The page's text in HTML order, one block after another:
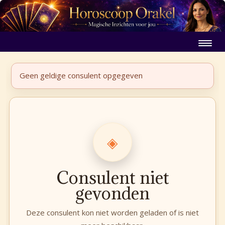
Geen geldige consulent opgegeven
◈
Consulent niet
gevonden
Deze consulent kon niet worden geladen of is niet